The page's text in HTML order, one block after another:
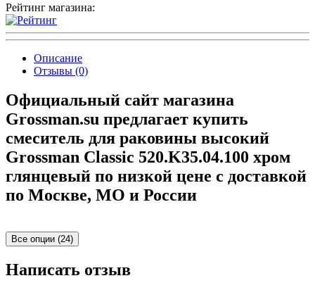
Рейтинг магазина:
Описание
Отзывы (0)
Официальный сайт магазина
Grossman.su предлагает купить
смеситель для раковины высокий
Grossman Classic 520.K35.04.100 хром
глянцевый по низкой цене с доставкой
по Москве, МО и России
Все опции (24)
Написать отзыв